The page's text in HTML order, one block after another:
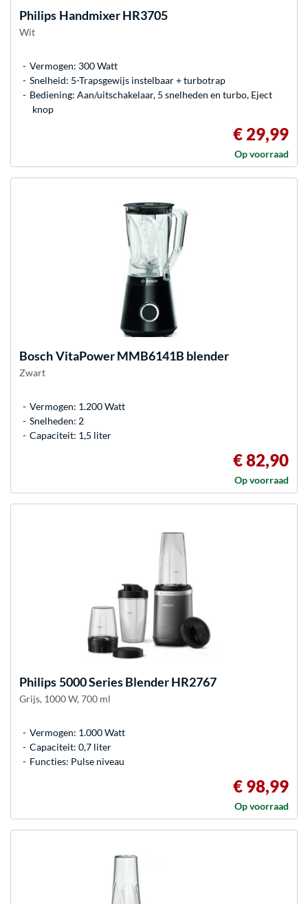
Philips Handmixer HR3705
Wit
Vermogen: 300 Watt
Snelheid: 5-Trapsgewijs instelbaar + turbotrap
Bediening: Aan/uitschakelaar, 5 snelheden en turbo, Eject
knop
€ 29,99
Op voorraad
BoschVitaPower MMB6141B blender
Zwart
Vermogen: 1.200 Watt
Snelheden: 2
Capaciteit: 1,5 liter
€ 82,90
Op voorraad
Philips5000 Series Blender HR2767
Grijs, 1000 W, 700 ml
Vermogen: 1.000 Watt
Capaciteit: 0,7 liter
Functies: Pulse niveau
€ 98,99
Op voorraad